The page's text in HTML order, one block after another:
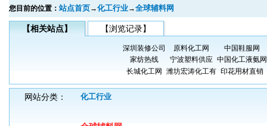
您目前的位置： 站点首页→化工行业→全球辅料网
【相关站点】 【浏览记录】
深圳装修公司 原料化工网
中国鞋服网
家纺热线
宁波塑料供应 中国化工液氨网
长城化工网
潍坊宏涛化工有 印花用材直销
网站分类： 化工行业